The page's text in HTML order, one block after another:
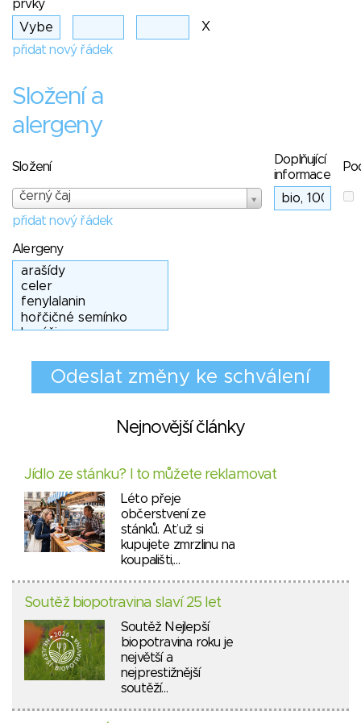
prvky
X
přidat nový řádek
Složení a
alergeny
Složení
Doplňující
informace
černý čaj
přidat nový řádek
Alergeny
Nejnovější články
Jídlo ze stánku? I to můžete reklamovat
Léto přeje
občerstvení ze
stánků. Ať už si
kupujete zmrzlinu na
koupališti,…
Soutěž biopotravina slaví 25 let
Soutěž Nejlepší
biopotravina roku je
největší a
nejprestižnější
soutěží…